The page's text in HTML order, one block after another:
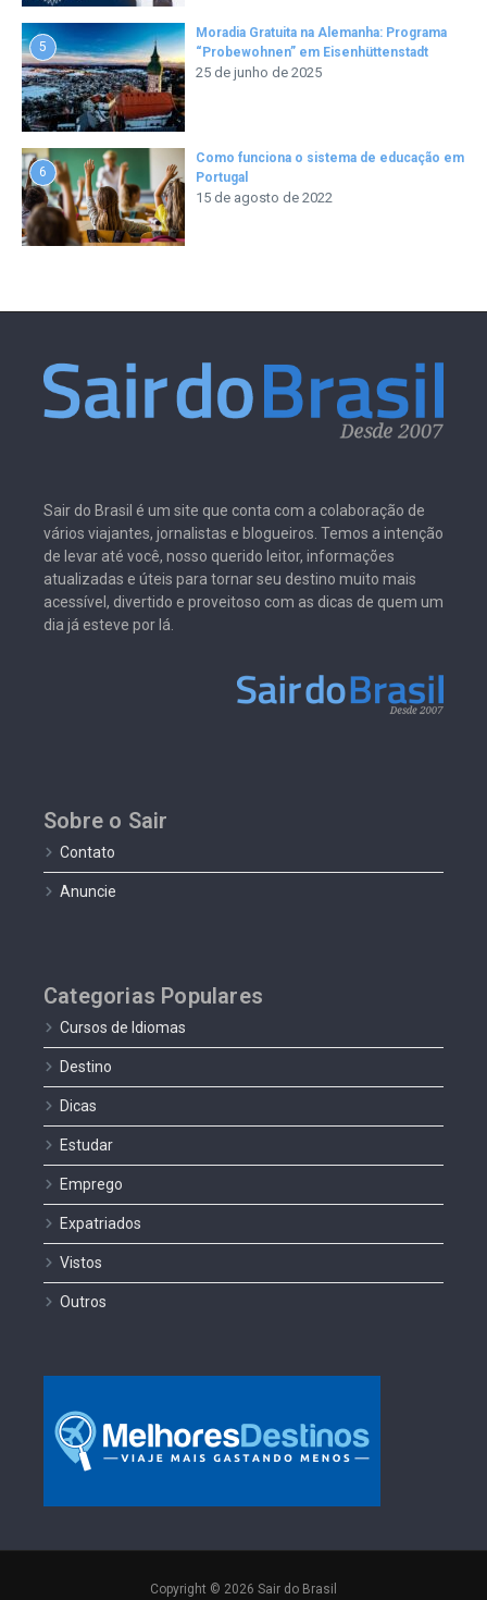
5
Moradia Gratuita na Alemanha: Programa
“Probewohnen” em Eisenhüttenstadt
25 de junho de 2025
6
Como funciona o sistema de educação em
Portugal
15 de agosto de 2022
Sair do Brasil é um site que conta com a colaboração de
vários viajantes, jornalistas e blogueiros. Temos a intenção
de levar até você, nosso querido leitor, informações
atualizadas e úteis para tornar seu destino muito mais
acessível, divertido e proveitoso com as dicas de quem um
dia já esteve por lá.
Sobre o Sair
Contato
Anuncie
Categorias Populares
Cursos de Idiomas
Destino
Dicas
Estudar
Emprego
Expatriados
Vistos
Outros
Copyright © 2026 Sair do Brasil